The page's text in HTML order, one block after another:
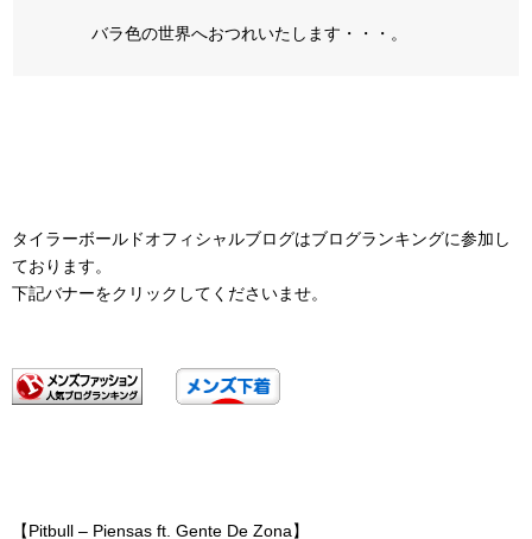
バラ色の世界へおつれいたします・・・。
タイラーボールドオフィシャルブログはブログランキングに参加し
ております。
下記バナーをクリックしてくださいませ。
【Pitbull – Piensas ft. Gente De Zona】